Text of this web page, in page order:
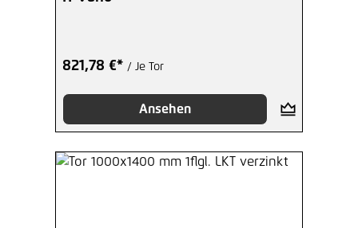
821,78 €* / Je Tor
Ansehen